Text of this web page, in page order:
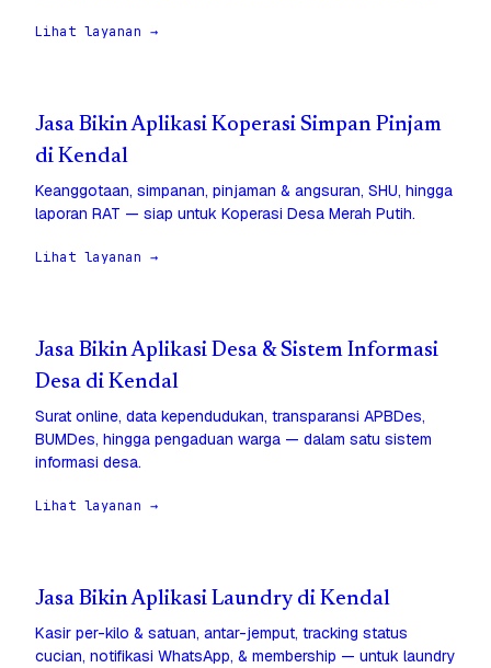
Lihat layanan →
Jasa Bikin Aplikasi Koperasi Simpan Pinjam
di Kendal
Keanggotaan, simpanan, pinjaman & angsuran, SHU, hingga
laporan RAT — siap untuk Koperasi Desa Merah Putih.
Lihat layanan →
Jasa Bikin Aplikasi Desa & Sistem Informasi
Desa di Kendal
Surat online, data kependudukan, transparansi APBDes,
BUMDes, hingga pengaduan warga — dalam satu sistem
informasi desa.
Lihat layanan →
Jasa Bikin Aplikasi Laundry di Kendal
Kasir per-kilo & satuan, antar-jemput, tracking status
cucian, notifikasi WhatsApp, & membership — untuk laundry